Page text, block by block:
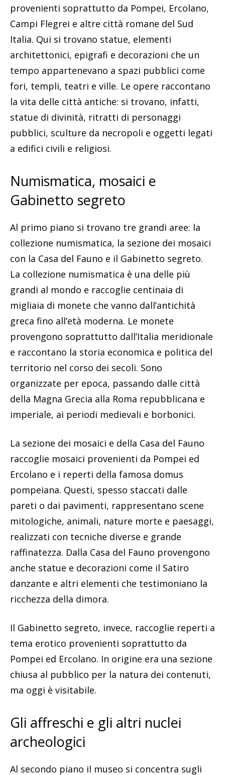
provenienti soprattutto da Pompei, Ercolano,
Campi Flegrei e altre città romane del Sud
Italia. Qui si trovano statue, elementi
architettonici, epigrafi e decorazioni che un
tempo appartenevano a spazi pubblici come
fori, templi, teatri e ville. Le opere raccontano
la vita delle città antiche: si trovano, infatti,
statue di divinità, ritratti di personaggi
pubblici, sculture da necropoli e oggetti legati
a edifici civili e religiosi.
Numismatica, mosaici e
Gabinetto segreto
Al primo piano si trovano tre grandi aree: la
collezione numismatica, la sezione dei mosaici
con la Casa del Fauno e il Gabinetto segreto.
La collezione numismatica è una delle più
grandi al mondo e raccoglie centinaia di
migliaia di monete che vanno dall’antichità
greca fino all’età moderna. Le monete
provengono soprattutto dall’Italia meridionale
e raccontano la storia economica e politica del
territorio nel corso dei secoli. Sono
organizzate per epoca, passando dalle città
della Magna Grecia alla Roma repubblicana e
imperiale, ai periodi medievali e borbonici.
La sezione dei mosaici e della Casa del Fauno
raccoglie mosaici provenienti da Pompei ed
Ercolano e i reperti della famosa domus
pompeiana. Questi, spesso staccati dalle
pareti o dai pavimenti, rappresentano scene
mitologiche, animali, nature morte e paesaggi,
realizzati con tecniche diverse e grande
raffinatezza. Dalla Casa del Fauno provengono
anche statue e decorazioni come il Satiro
danzante e altri elementi che testimoniano la
ricchezza della dimora.
Il Gabinetto segreto, invece, raccoglie reperti a
tema erotico provenienti soprattutto da
Pompei ed Ercolano. In origine era una sezione
chiusa al pubblico per la natura dei contenuti,
ma oggi è visitabile.
Gli affreschi e gli altri nuclei
archeologici
Al secondo piano il museo si concentra sugli